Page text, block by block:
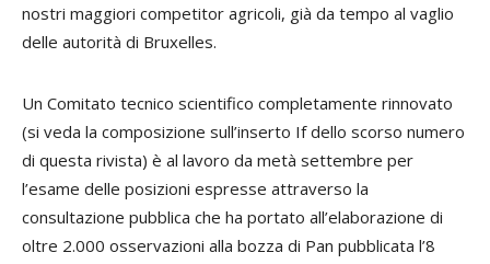
nostri maggiori competitor agricoli, già da tempo al vaglio
delle autorità di Bruxelles.
Un Comitato tecnico scientifico completamente rinnovato
(si veda la composizione sull’inserto If dello scorso numero
di questa rivista) è al lavoro da metà settembre per
l’esame delle posizioni espresse attraverso la
consultazione pubblica che ha portato all’elaborazione di
oltre 2.000 osservazioni alla bozza di Pan pubblicata l’8